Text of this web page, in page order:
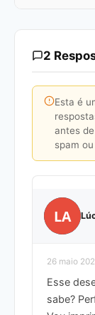
2
Esta é
antes
spam
LA
26 maio
Esse
sabe?